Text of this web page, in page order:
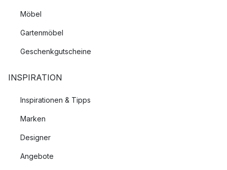
Möbel
Gartenmöbel
Geschenkgutscheine
INSPIRATION
Inspirationen & Tipps
Marken
Designer
Angebote